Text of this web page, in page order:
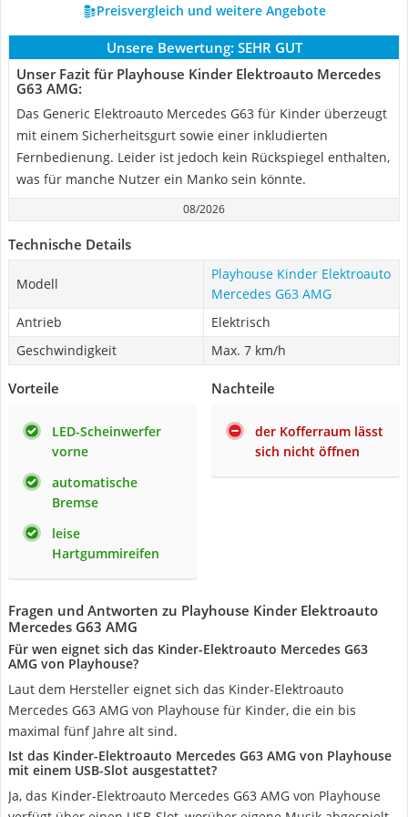
Preisvergleich und weitere Angebote
Unsere Bewertung: SEHR GUT
Unser Fazit für Playhouse Kinder Elektroauto Mercedes
G63 AMG:
Das Generic Elektroauto Mercedes G63 für Kinder überzeugt
mit einem Sicherheitsgurt sowie einer inkludierten
Fernbedienung. Leider ist jedoch kein Rückspiegel enthalten,
was für manche Nutzer ein Manko sein könnte.
08/2026
Technische Details
Modell
Playhouse Kinder Elektroauto
Mercedes G63 AMG
Antrieb
Elektrisch
Geschwindigkeit
Max. 7 km/h
Vorteile
LED-Scheinwerfer
vorne
automatische
Bremse
leise
Hartgummireifen
Nachteile
der Kofferraum lässt
sich nicht öffnen
Fragen und Antworten zu Playhouse Kinder Elektroauto
Mercedes G63 AMG
Für wen eignet sich das Kinder-Elektroauto Mercedes G63
AMG von Playhouse?
Laut dem Hersteller eignet sich das Kinder-Elektroauto
Mercedes G63 AMG von Playhouse für Kinder, die ein bis
maximal fünf Jahre alt sind.
Ist das Kinder-Elektroauto Mercedes G63 AMG von Playhouse
mit einem USB-Slot ausgestattet?
Ja, das Kinder-Elektroauto Mercedes G63 AMG von Playhouse